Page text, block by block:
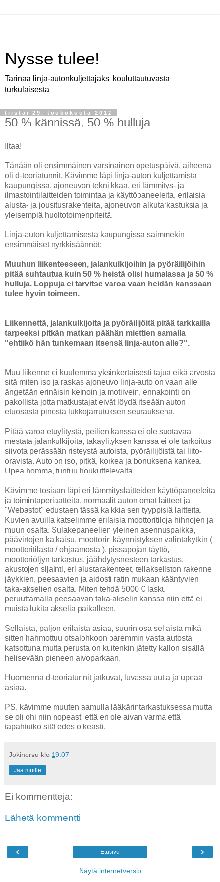
Nysse tulee!
Tarinaa linja-autonkuljettajaksi kouluttautuvasta
turkulaisesta
tiistai 29. toukokuuta 2012
50 % kännissä, 50 % hulluja
Iltaa!
Tänään oli ensimmäinen varsinainen opetuspäivä, aiheena
oli d-teoriatunnit. Kävimme läpi linja-auton kuljettamista
kaupungissa, ajoneuvon tekniikkaa, eri lämmitys- ja
ilmastointilaitteiden toimintaa ja käyttöpaneeleita, erilaisia
alusta- ja jousitusrakenteita, ajoneuvon alkutarkastuksia ja
yleisempiä huoltotoimenpiteitä.
Linja-auton kuljettamisesta kaupungissa saimmekin
ensimmäiset nyrkkisäännöt:
Muuhun liikenteeseen, jalankulkijoihin ja pyöräilijöihin
pitää suhtautua kuin 50 % heistä olisi humalassa ja 50 %
hulluja. Loppuja ei tarvitse varoa vaan heidän kanssaan
tulee hyvin toimeen.
Liikennettä, jalankulkijoita ja pyöräilijöitä pitää tarkkailla
tarpeeksi pitkän matkan päähän miettien samalla
"ehtiikö hän tunkemaan itsensä linja-auton alle?".
Muu liikenne ei kuulemma yksinkertaisesti tajua eikä arvosta
sitä miten iso ja raskas ajoneuvo linja-auto on vaan alle
ängetään erinäisin keinoin ja motiivein, ennakointi on
pakollista jotta matkustajat eivät löydä itseään auton
etuosasta pinosta lukkojarrutuksen seurauksena.
Pitää varoa etuylitystä, peilien kanssa ei ole suotavaa
mestata jalankulkijoita, takaylityksen kanssa ei ole tarkoitus
siivota perässään risteystä autoista, pyöräilijöistä tai liito-
oravista. Auto on iso, pitkä, korkea ja bonuksena kankea.
Upea homma, tuntuu houkuttelevalta.
Kävimme tosiaan läpi eri lämmityslaitteiden käyttöpaneeleita
ja toimintaperiaatteita, normaalit auton omat laitteet ja
"Webastot" edustaen tässä kaikkia sen tyyppisiä laitteita.
Kuvien avuilla katselimme erilaisia moottoritiloja hihnojen ja
muun osalta. Sulakepaneelien yleinen asennuspaikka,
päävirtojen katkaisu, moottorin käynnistyksen valintakytkin (
moottoritilasta / ohjaamosta ), pissapojan täyttö,
moottoriöljyn tarkastus, jäähdytysnesteen tarkastus,
akustojen sijainti, eri alustarakenteet, teliakseliston rakenne
jäykkien, peesaavien ja aidosti ratin mukaan kääntyvien
taka-akselien osalta. Miten tehdä 5000 € lasku
peruuttamalla peesaavan taka-akselin kanssa niin että ei
muista lukita akselia paikalleen.
Sellaista, paljon erilaista asiaa, suurin osa sellaista mikä
sitten hahmottuu otsalohkoon paremmin vasta autosta
katsottuna mutta perusta on kuitenkin jätetty kallon sisällä
helisevään pieneen aivoparkaan.
Huomenna d-teoriatunnit jatkuvat, luvassa uutta ja upeaa
asiaa.
PS. kävimme muuten aamulla lääkärintarkastuksessa mutta
se oli ohi niin nopeasti että en ole aivan varma että
tapahtuiko sitä edes oikeasti.
Jokinorsu klo 19.07
Jaa muille
Ei kommentteja:
Lähetä kommentti
‹ ›
Etusivu
Näytä internetversio